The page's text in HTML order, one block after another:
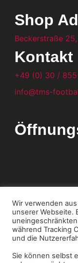
Shop
Beckerstraße
Kontakt
+49 (0) 30 / 855
info@tms-
Links
Impressum
Anfahrt &
Wir verwenden
unserer Webseite.
während Tracking
und die
Sie können selbst